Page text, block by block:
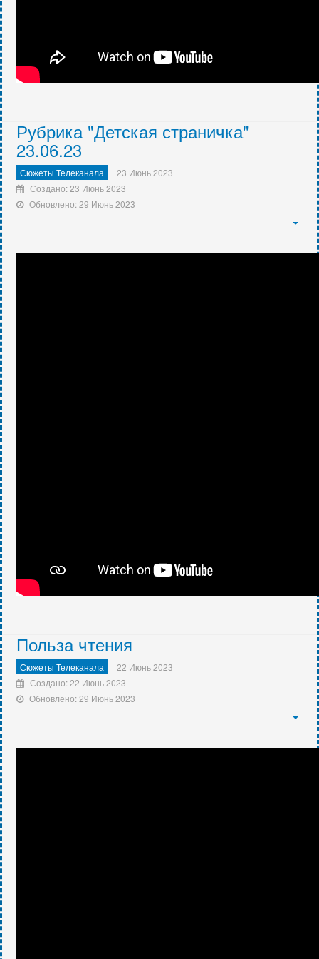
Рубрика "Детская страничка"
23.06.23
Сюжеты Телеканала
23 Июнь 2023
Создано: 23 Июнь 2023
Обновлено: 29 Июнь 2023
Польза чтения
Сюжеты Телеканала
22 Июнь 2023
Создано: 22 Июнь 2023
Обновлено: 29 Июнь 2023